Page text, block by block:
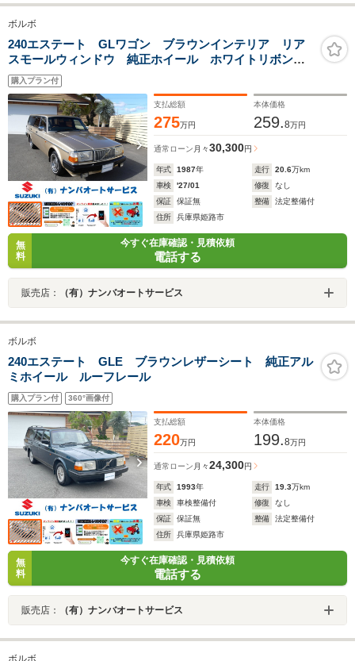
ボルボ
240エステート GLワゴン ブラウンインテリア リア
スモールウィンドウ 純正ホイール ホワイトリボンタ
イヤ ナルディーウッドステアリング メッキドアミラ
ー シートヒーター
購入プラン付
支払総額
275万円
本体価格
259.8万円
通常ローン 月々30,300円
年式 1987年 走行 20.6万km
車検
'27/01 修復
なし
保証
保証無 整備
法定整備付
住所
兵庫県姫路市
無
料
今すぐ在庫確認・見積依頼
電話する
販売店： （有）ナンバオートサービス
ボルボ
240エステート GLE ブラウンレザーシート 純正アル
ミホイール ルーフレール
購入プラン付 360°画像付
支払総額
220万円
本体価格
199.8万円
通常ローン 月々24,300円
年式 1993年 走行 19.3万km
車検
車検整備付 修復
なし
保証
保証無 整備
法定整備付
住所
兵庫県姫路市
無
料
今すぐ在庫確認・見積依頼
電話する
販売店： （有）ナンバオートサービス
ボルボ